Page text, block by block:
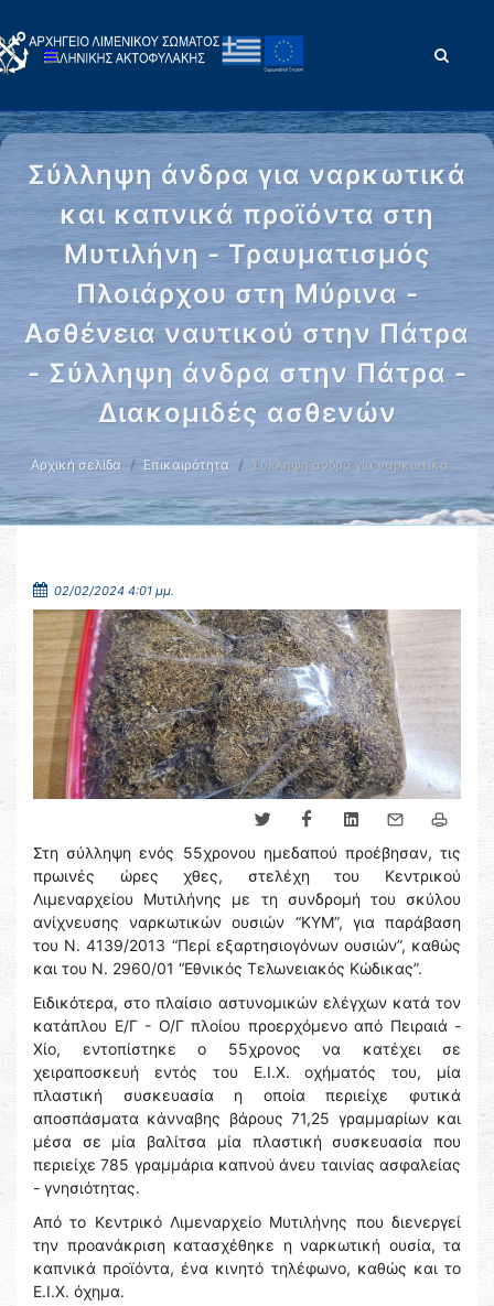
Σύλληψη άνδρα για ναρκωτικά
και καπνικά προϊόντα στη
Μυτιλήνη - Τραυματισμός
Πλοιάρχου στη Μύρινα -
Ασθένεια ναυτικού στην Πάτρα
- Σύλληψη άνδρα στην Πάτρα -
Διακομιδές ασθενών
Αρχική σελίδα Επικαιρότητα Σύλληψη άνδρα για ναρκωτικά …
02/02/2024 4:01 μμ.
Στη σύλληψη ενός 55χρονου ημεδαπού προέβησαν, τις
πρωινές ώρες χθες, στελέχη του Κεντρικού
Λιμεναρχείου Μυτιλήνης με τη συνδρομή του σκύλου
ανίχνευσης ναρκωτικών ουσιών “ΚΥΜ”, για παράβαση
του Ν. 4139/2013 “Περί εξαρτησιογόνων ουσιών”, καθώς
και του Ν. 2960/01 “Εθνικός Τελωνειακός Κώδικας”.
Ειδικότερα, στο πλαίσιο αστυνομικών ελέγχων κατά τον
κατάπλου Ε/Γ - Ο/Γ πλοίου προερχόμενο από Πειραιά -
Χίο, εντοπίστηκε ο 55χρονος να κατέχει σε
χειραποσκευή εντός του Ε.Ι.Χ. οχήματός του, μία
πλαστική συσκευασία η οποία περιείχε φυτικά
αποσπάσματα κάνναβης βάρους 71,25 γραμμαρίων και
μέσα σε μία βαλίτσα μία πλαστική συσκευασία που
περιείχε 785 γραμμάρια καπνού άνευ ταινίας ασφαλείας
- γνησιότητας.
Από το Κεντρικό Λιμεναρχείο Μυτιλήνης που διενεργεί
την προανάκριση κατασχέθηκε η ναρκωτική ουσία, τα
καπνικά προϊόντα, ένα κινητό τηλέφωνο, καθώς και το
Ε.Ι.Χ. όχημα.